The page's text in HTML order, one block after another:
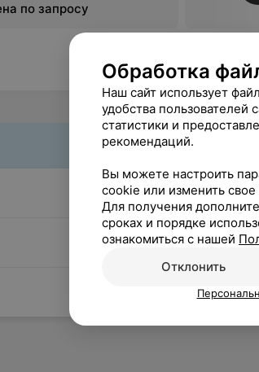
по запросу
Обработка
Наш сайт использует
удобства пользователей
статистики и
рекомендаций.
Вы можете настроить
cookie или изменить
Для получения
сроках и порядке
ознакомиться с нашей
Отклонить